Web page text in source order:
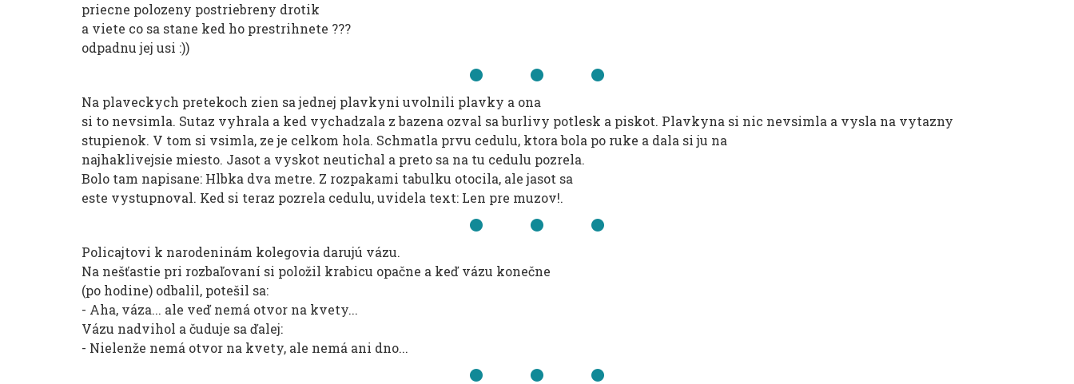
priecne polozeny postriebreny drotik
a viete co sa stane ked ho prestrihnete ???
odpadnu jej usi :))
Na plaveckych pretekoch zien sa jednej plavkyni uvolnili plavky a ona
si to nevsimla. Sutaz vyhrala a ked vychadzala z bazena ozval sa burlivy potlesk a piskot. Plavkyna si nic nevsimla a vysla na vytazny
stupienok. V tom si vsimla, ze je celkom hola. Schmatla prvu cedulu, ktora bola po ruke a dala si ju na
najhaklivejsie miesto. Jasot a vyskot neutichal a preto sa na tu cedulu pozrela.
Bolo tam napisane: Hlbka dva metre. Z rozpakami tabulku otocila, ale jasot sa
este vystupnoval. Ked si teraz pozrela cedulu, uvidela text: Len pre muzov!.
Policajtovi k narodeninám kolegovia darujú vázu.
Na nešťastie pri rozbaľovaní si položil krabicu opačne a keď vázu konečne
(po hodine) odbalil, potešil sa:
- Aha, váza... ale veď nemá otvor na kvety...
Vázu nadvihol a čuduje sa ďalej:
- Nielenže nemá otvor na kvety, ale nemá ani dno...